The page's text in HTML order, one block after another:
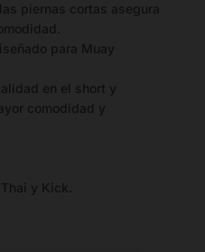
piernas cortas asegura
para Muay
en el short y
comodidad y
y Kick.